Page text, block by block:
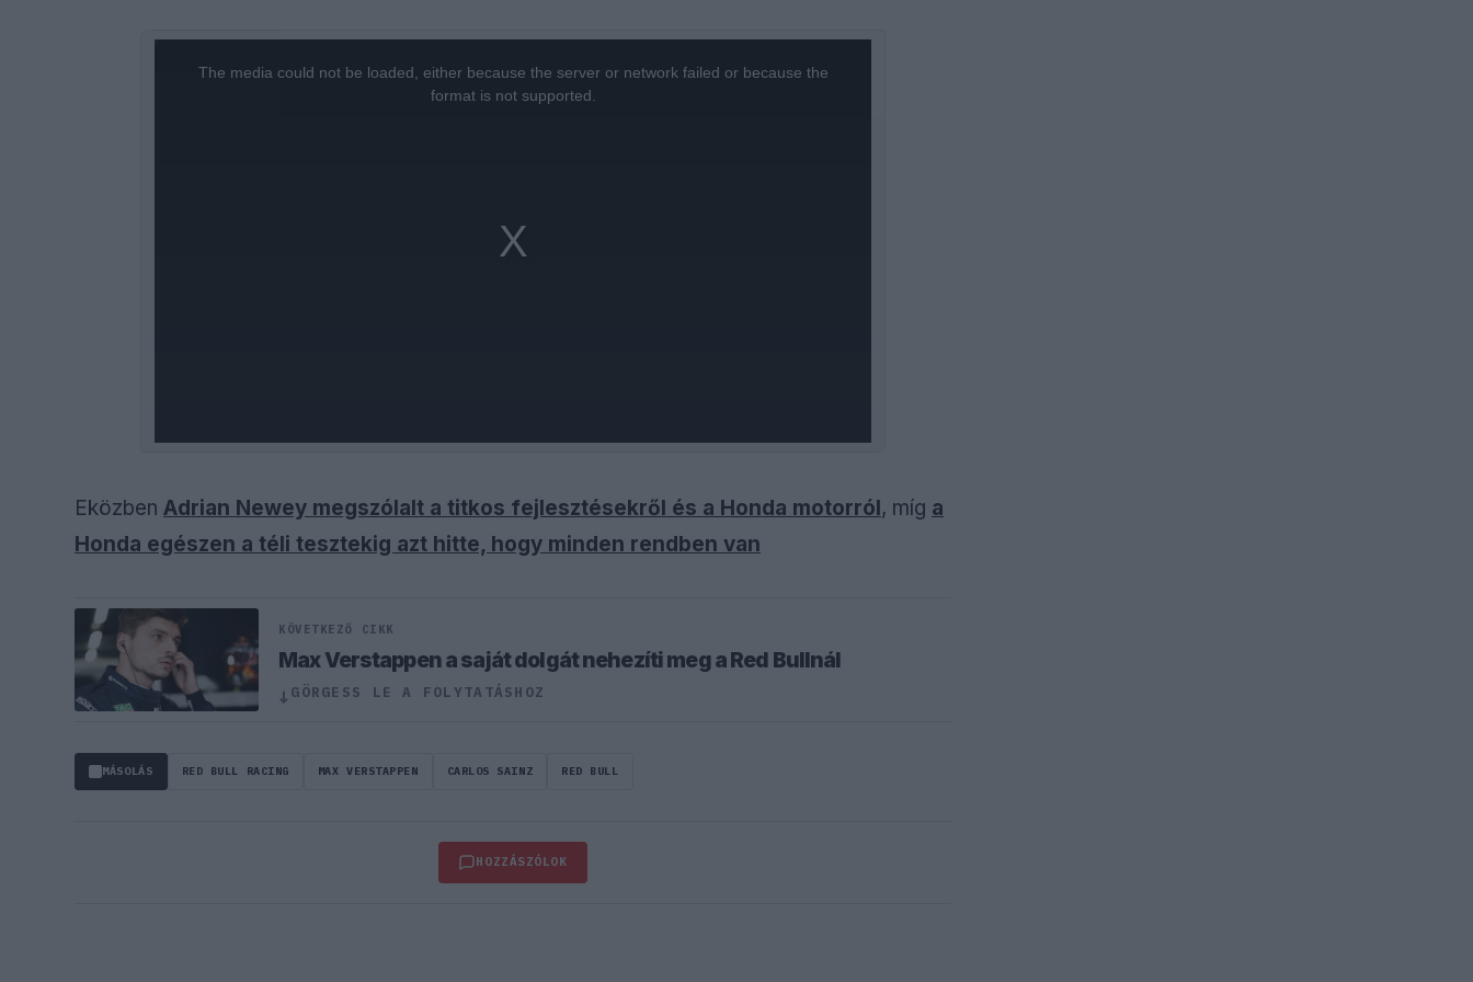
The media could not be loaded, either because the server or network failed or because the
format is not supported.
Eközben Adrian Newey megszólalt a titkos fejlesztésekről és a Honda motorról, míg a
Honda egészen a téli tesztekig azt hitte, hogy minden rendben van
KÖVETKEZŐ CIKK
Max Verstappen a saját dolgát nehezíti meg a Red Bullnál
↓ GÖRGESS LE A FOLYTATÁSHOZ
MÁSOLÁS RED BULL RACING MAX VERSTAPPEN CARLOS SAINZ RED BULL
HOZZÁSZÓLOK